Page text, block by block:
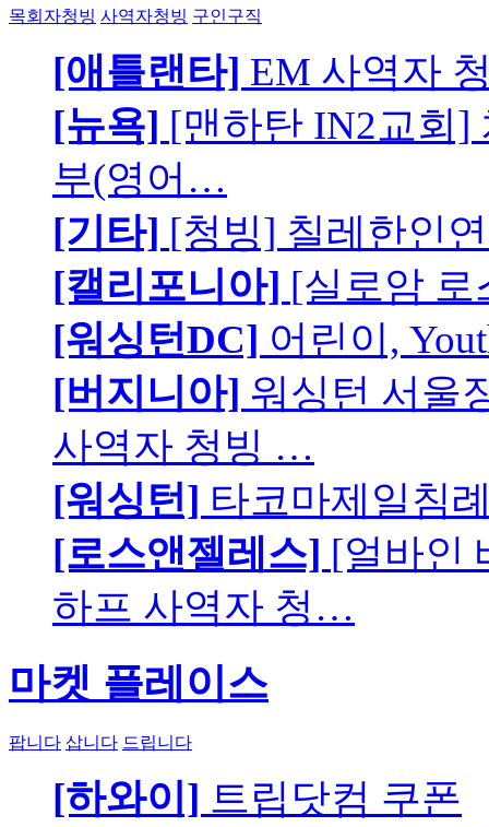
목회자청빙 사역자청빙 구인구직
[애틀랜타] EM 사역자
[뉴욕] [맨하탄 IN2교회]
부(영어…
[기타] [청빙] 칠레한인
[캘리포니아] [실로암 로
[워싱턴DC] 어린이,
[버지니아] 워싱턴 서울
사역자 청빙 …
[워싱턴] 타코마제일침
[로스앤젤레스] [얼바인
하프 사역자 청…
마켓 플레이스
팝니다 삽니다 드립니다
[하와이] 트립닷컴 쿠폰